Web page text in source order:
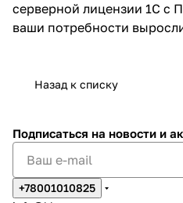
серверной лицензии 1С с
ваши потребности
Назад к списку
Подписаться на новости и
+78001010825